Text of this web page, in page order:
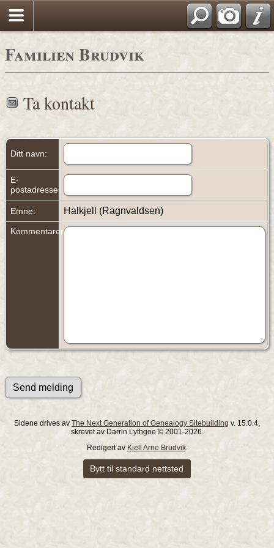
Familien Brudvik
Ta kontakt
Ditt navn:
E-
postadresse:
Emne: Halkjell (Ragnvaldsen)
Kommentarer:
Sidene drives av The Next Generation of Genealogy Sitebuilding v. 15.0.4,
skrevet av Darrin Lythgoe © 2001-2026.
Redigert av Kjell Arne Brudvik.
Bytt til standard nettsted